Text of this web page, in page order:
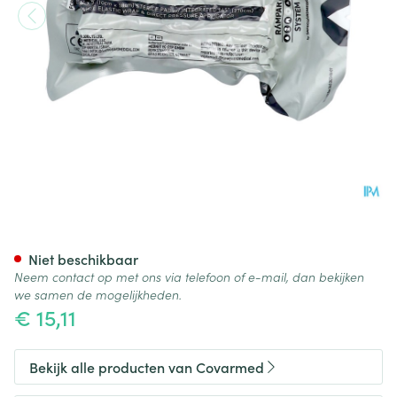
€ 15,11
Niet beschikbaar
Neem contact op met ons via telefoon of e-mail, dan bekijken
we samen de mogelijkheden.
Bekijk alle producten van Covarmed